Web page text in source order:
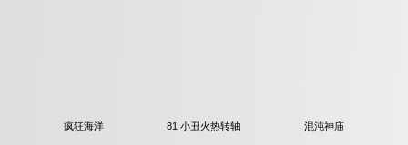
疯狂海洋 81 小丑火热转轴 混沌神庙